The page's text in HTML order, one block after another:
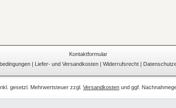
Kontaktformular
| Liefer- und Versandkosten | Widerrufsrecht |
gesetzl. Mehrwertsteuer zzgl. Versandkosten und ggf.